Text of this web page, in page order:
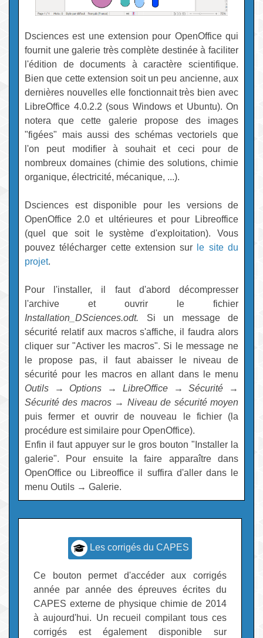
Dsciences est une extension pour OpenOffice qui
fournit une galerie très complète destinée à faciliter
l'édition de documents à caractère scientifique.
Bien que cette extension soit un peu ancienne, aux
dernières nouvelles elle fonctionnait très bien avec
LibreOffice 4.0.2.2 (sous Windows et Ubuntu). On
notera que cette galerie propose des images
"figées" mais aussi des schémas vectoriels que
l'on peut modifier à souhait et ceci pour de
nombreux domaines (chimie des solutions, chimie
organique, électricité, mécanique, ...).
Dsciences est disponible pour les versions de
OpenOffice 2.0 et ultérieures et pour Libreoffice
(quel que soit le système d'exploitation). Vous
pouvez télécharger cette extension sur
le site du
projet.
Pour l'installer, il faut d'abord décompresser
l'archive et ouvrir le fichier
Installation_DSciences.odt. Si un message de
sécurité relatif aux macros s'affiche, il faudra alors
cliquer sur "Activer les macros". Si le message ne
le propose pas, il faut abaisser le niveau de
sécurité pour les macros en allant dans le menu
Outils → Options → LibreOffice→Sécurité →
Sécurité des macros→ Niveau de sécurité moyen
puis fermer et ouvrir de nouveau le fichier (la
procédure est similaire pour OpenOffice).
Enfin il faut appuyer sur le gros bouton "Installer la
galerie". Pour ensuite la faire apparaître dans
OpenOffice ou Libreoffice il suffira d'aller dans le
menu Outils → Galerie.
Les corrigés du CAPES
Ce bouton permet d'accéder aux corrigés
année par année des épreuves écrites du
CAPES externe de physique chimie de 2014
à aujourd'hui. Un recueil compilant tous ces
corrigés est également disponible sur